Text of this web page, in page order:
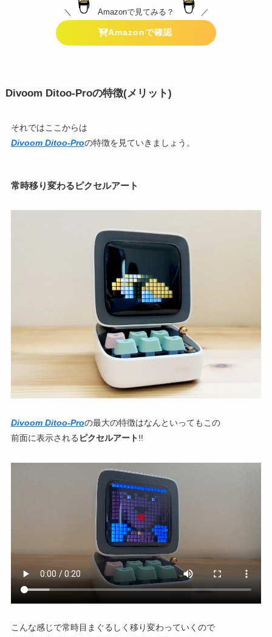
＼ Amazonで見てみる？ ／
Amazonで確認
Divoom Ditoo-Proの特徴(メリット)
それではここからは
Divoom Ditoo-Proの特徴を見ていきましょう。
常時移り変わるピクセルアート
Divoom Ditoo-Proの最大の特徴はなんといってもこの
前面に表示される ピクセルアート!!
こんな感じで常時目まぐるしく移り変わっていくので